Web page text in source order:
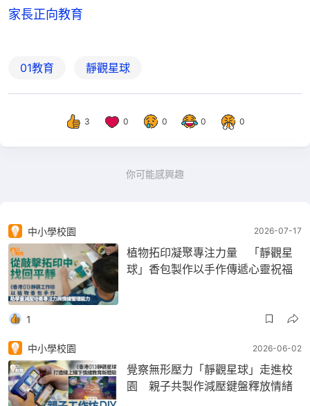
家長正向教育
01教育 靜觀星球
3 0 0 0 0
你可能感興趣
中小學校園 2026-07-17
植物拓印凝聚專注力量 「靜觀星
球」香包製作以手作傳遞心靈祝福
1
中小學校園 2026-06-02
覺察無形壓力「靜觀星球」走進校
園 親子共製作減壓鍵盤釋放情緒